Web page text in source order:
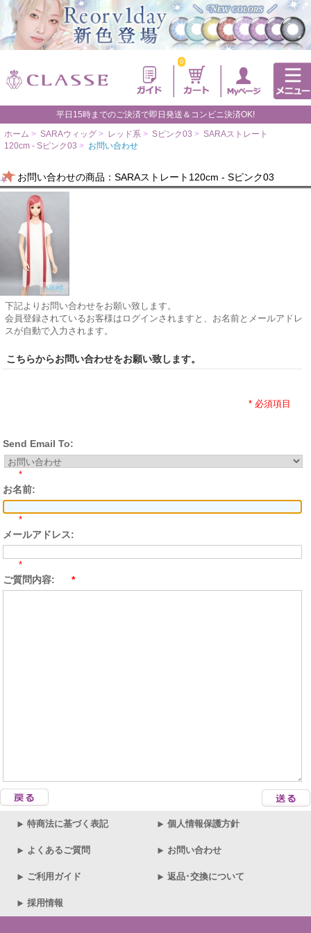
0
平日15時までのご決済で即日発送＆コンビニ決済OK!
ホーム > SARAウィッグ > レッド系 > Sピンク03 > SARAストレート
120cm - Sピンク03 > お問い合わせ
お問い合わせの商品：SARAストレート120cm - Sピンク03
下記よりお問い合わせをお願い致します。
会員登録されているお客様はログインされますと、お名前とメールアドレ
スが自動で入力されます。
こちらからお問い合わせをお願い致します。
* 必須項目
Send Email To:
*
お名前:
*
メールアドレス:
*
ご質問内容: *
特商法に基づく表記 個人情報保護方針
よくあるご質問 お問い合わせ
ご利用ガイド 返品･交換について
採用情報